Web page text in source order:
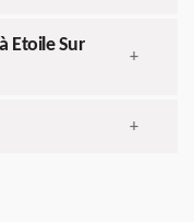
Etoile Sur
+
+